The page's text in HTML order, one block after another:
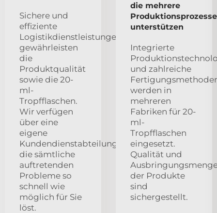
Sichere und
effiziente
Logistikdienstleistungen
gewährleisten
die
Produktqualität
sowie die 20-
ml-
Tropfflaschen.
Wir verfügen
über eine
eigene
Kundendienstabteilung,
die sämtliche
auftretenden
Probleme so
schnell wie
möglich für Sie
löst.
die mehrere
Produktionsprozesse
unterstützen
Integrierte
und zahlreiche
werden in
mehreren
Fabriken für 20-
ml-
Tropfflaschen
eingesetzt.
Qualität und
der Produkte
sind
sichergestellt.